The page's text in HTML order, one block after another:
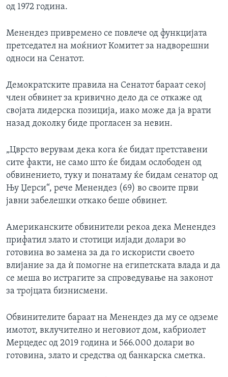
од 1972 година.
Менендез привремено се повлече од функцијата
претседател на моќниот Комитет за надворешни
односи на Сенатот.
Демократските правила на Сенатот бараат секој
член обвинет за кривично дело да се откаже од
својата лидерска позиција, иако може да ја врати
назад доколку биде прогласен за невин.
„Цврсто верувам дека кога ќе бидат претставени
сите факти, не само што ќе бидам ослободен од
обвинението, туку и понатаму ќе бидам сенатор од
Њу Џерси“, рече Менендез (69) во своите први
јавни забелешки откако беше обвинет.
Американските обвинители рекоа дека Менендез
прифатил злато и стотици илјади долари во
готовина во замена за да го искористи своето
влијание за да ѝ помогне на египетската влада и да
се меша во истрагите за спроведување на законот
за тројцата бизнисмени.
Обвинителите бараат на Менендез да му се одземе
имотот, вклучително и неговиот дом, кабриолет
Мерцедес од 2019 година и 566.000 долари во
готовина, злато и средства од банкарска сметка.